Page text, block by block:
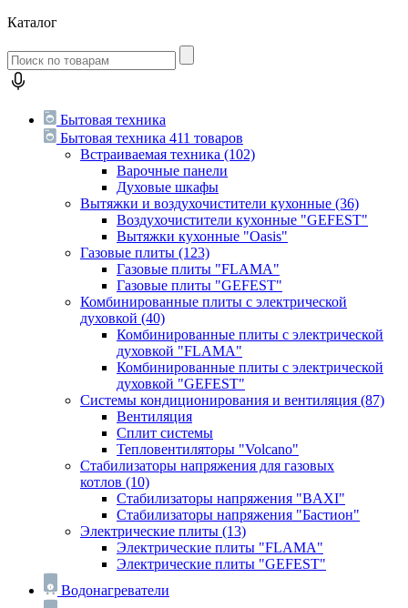
Каталог
Бытовая техника
Бытовая техника 411 товаров
Встраиваемая техника (102)
Варочные панели
Духовые шкафы
Вытяжки и воздухочистители кухонные (36)
Воздухочистители кухонные "GEFEST"
Вытяжки кухонные "Oasis"
Газовые плиты (123)
Газовые плиты "FLAMA"
Газовые плиты "GEFEST"
Комбинированные плиты с электрической
духовкой (40)
Комбинированные плиты с электрической
духовкой "FLAMA"
Комбинированные плиты с электрической
духовкой "GEFEST"
Системы кондиционирования и вентиляция (87)
Вентиляция
Сплит системы
Тепловентиляторы "Volcano"
Стабилизаторы напряжения для газовых
котлов (10)
Стабилизаторы напряжения "BAXI"
Стабилизаторы напряжения "Бастион"
Электрические плиты (13)
Электрические плиты "FLAMA"
Электрические плиты "GEFEST"
Водонагреватели